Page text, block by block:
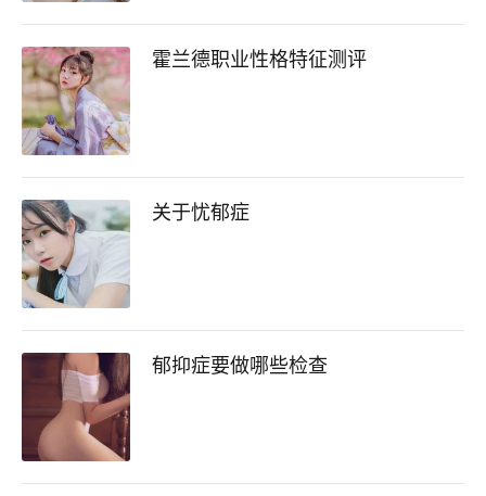
霍兰德职业性格特征测评
关于忧郁症
郁抑症要做哪些检查